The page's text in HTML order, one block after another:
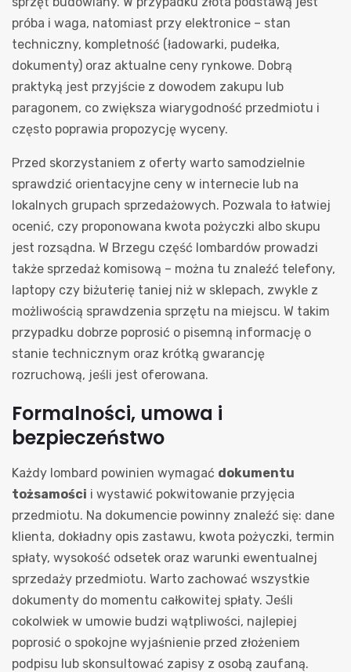
próba i waga, natomiast przy elektronice – stan
techniczny, kompletność (ładowarki, pudełka,
dokumenty) oraz aktualne ceny rynkowe. Dobrą
praktyką jest przyjście z dowodem zakupu lub
paragonem, co zwiększa wiarygodność przedmiotu i
często poprawia propozycję wyceny.
Przed skorzystaniem z oferty warto samodzielnie
sprawdzić orientacyjne ceny w internecie lub na
lokalnych grupach sprzedażowych. Pozwala to łatwiej
ocenić, czy proponowana kwota pożyczki albo skupu
jest rozsądna. W Brzegu część lombardów prowadzi
także sprzedaż komisową – można tu znaleźć telefony,
laptopy czy biżuterię taniej niż w sklepach, zwykle z
możliwością sprawdzenia sprzętu na miejscu. W takim
przypadku dobrze poprosić o pisemną informację o
stanie technicznym oraz krótką gwarancję
rozruchową, jeśli jest oferowana.
Formalności, umowa i
bezpieczeństwo
Każdy lombard powinien wymagać dokumentu
tożsamości i wystawić pokwitowanie przyjęcia
przedmiotu. Na dokumencie powinny znaleźć się: dane
klienta, dokładny opis zastawu, kwota pożyczki, termin
spłaty, wysokość odsetek oraz warunki ewentualnej
sprzedaży przedmiotu. Warto zachować wszystkie
dokumenty do momentu całkowitej spłaty. Jeśli
cokolwiek w umowie budzi wątpliwości, najlepiej
poprosić o spokojne wyjaśnienie przed złożeniem
podpisu lub skonsultować zapisy z osobą zaufaną.